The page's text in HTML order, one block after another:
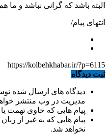
البته باشد که گرانی نباشد و ما
انتهای پیام/
https://kolbehkhabar.ir/?p=6115
ثبت دیدگاه
دیدگاه های ارسال شده
مدیریت در وب منتشر
پیام هایی که حاوی تهمت
پیام هایی که به غیر از
نخواهد شد.